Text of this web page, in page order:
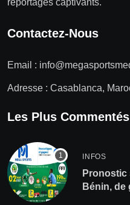
Contactez-Nous
Email :
Adresse : Casablanca,
Les Plus Commentés
INFOS
Pronostic
Bénin, de